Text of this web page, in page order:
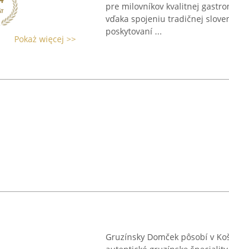
Pokaż więcej >>
pre milovníkov kvalitnej
vďaka spojeniu tradičnej
poskytovaní ...
Gruzínsky Domček pôsobí v